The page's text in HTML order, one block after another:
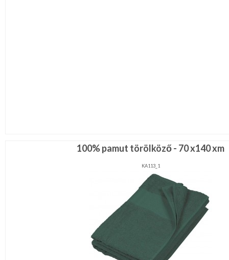
100% pamut törölköző - 70 x140 xm
KA113_1